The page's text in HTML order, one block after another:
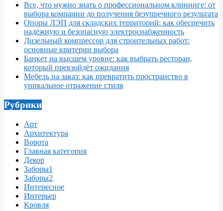
Все, что нужно знать о профессиональном клининге: от
выбора компании до получения безупречного результата
Опоры ЛЭП для складских территорий: как обеспечить
надёжную и безопасную электроснабженность
Дизельный компрессор для строительных работ:
основные критерии выбора
Банкет на высшем уровне: как выбрать ресторан,
который превзойдёт ожидания
Мебель на заказ: как превратить пространство в
уникальное отражение стиля
Рубрики
Арт
Архитектура
Ворота
Главная категория
Декор
Заборы1
Заборы2
Интересное
Интерьер
Кровля